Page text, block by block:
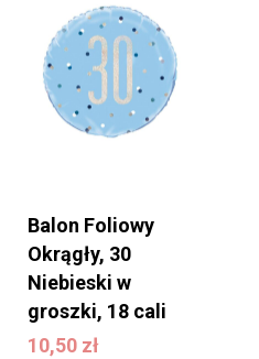
Balon Foliowy
Okrągły, 30
Niebieski w
groszki, 18 cali
10,50 zł
10,50zł